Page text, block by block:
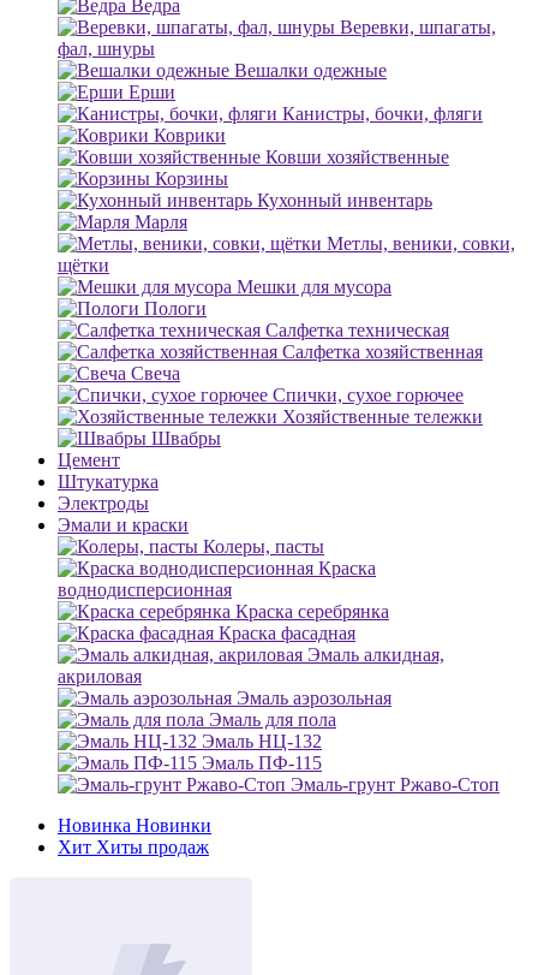
Ведра
Веревки, шпагаты,
фал, шнуры
Вешалки одежные
Ерши
Канистры, бочки, фляги
Коврики
Ковши хозяйственные
Корзины
Кухонный инвентарь
Марля
Метлы, веники, совки,
щётки
Мешки для мусора
Пологи
Салфетка техническая
Салфетка хозяйственная
Свеча
Спички, сухое горючее
Хозяйственные тележки
Швабры
Цемент
Штукатурка
Электроды
Эмали и краски
Колеры, пасты
Краска
воднодисперсионная
Краска серебрянка
Краска фасадная
Эмаль алкидная,
акриловая
Эмаль аэрозольная
Эмаль для пола
Эмаль НЦ-132
Эмаль ПФ-115
Эмаль-грунт Ржаво-Стоп
Новинка Новинки
Хит Хиты продаж